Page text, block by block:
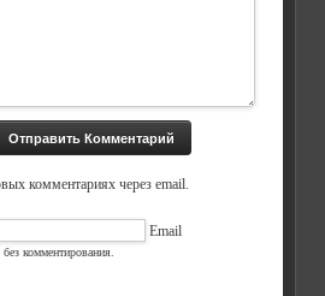
комментариях через email.
Email
комментирования.